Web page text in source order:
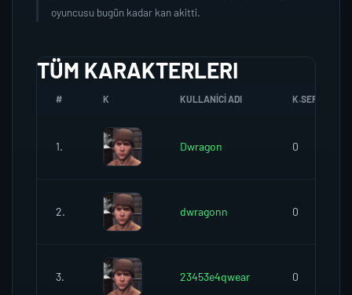
oyuncusu bugün kadar kan akitti.
TÜM KARAKTERLERI
# K KULLANICI ADI K.SEREFI
1. Dwragon 0
2. dwragonn 0
3. 23453e4qwear 0